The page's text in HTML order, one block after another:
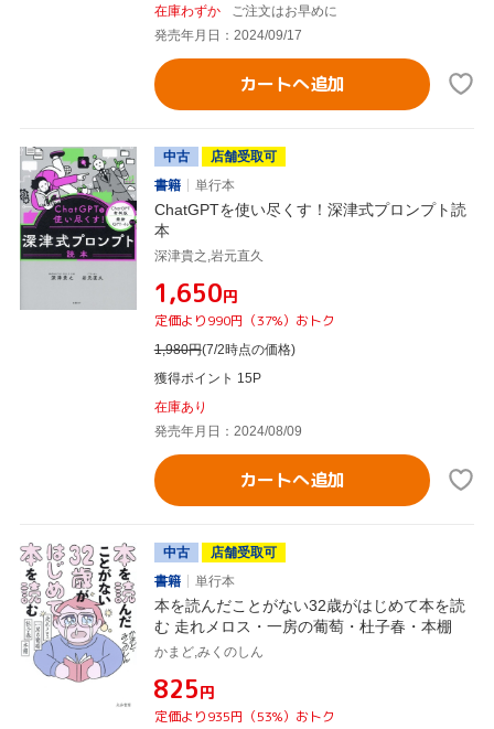
在庫わずか
ご注文はお早めに
発売年月日：2024/09/17
カートへ追加
中古
店舗受取可
書籍
単行本
ChatGPTを使い尽くす！深津式プロンプト読
本
深津貴之,岩元直久
¥1,650円
定価より990円（37%）おトク
1,980円(7/2時点の価格)
獲得ポイント 15P
在庫あり
発売年月日：2024/08/09
カートへ追加
中古
店舗受取可
書籍
単行本
本を読んだことがない32歳がはじめて本を読
む 走れメロス・一房の葡萄・杜子春・本棚
かまど,みくのしん
¥825円
定価より935円（53%）おトク